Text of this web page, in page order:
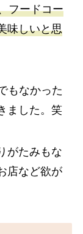
フードコー
味しいと思
もなかった
ました。笑
がたみもな
店など欲が